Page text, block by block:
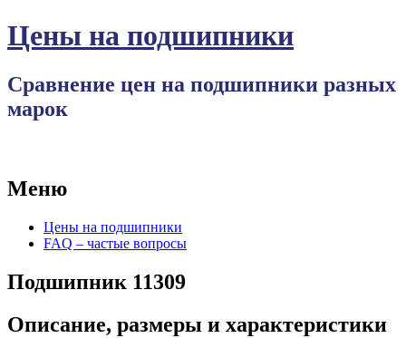
Цены на подшипники
Сравнение цен на подшипники разных
марок
Меню
ПерейтиЦены на подшипники
FAQ – частые вопросы
Подшипник 11309
Описание, размеры и характеристики